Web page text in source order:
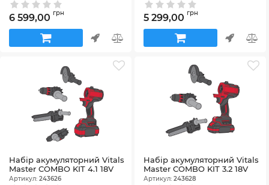
6 599,00 грн 5 299,00 грн
Набір акумуляторний Vitals
Master COMBO KIT 4.1 18V
Артикул: 243626
Набір акумуляторний Vitals
Master COMBO KIT 3.2 18V
Артикул: 243628